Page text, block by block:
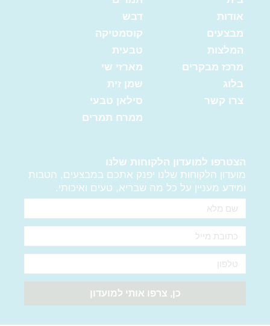
אודות
מבצעים
המלצות
מרכז מבקרים
בלוג
צרו קשר
דבש
קוסמטיקה
טבעית
מארזי שי
שמן זית
סילאן טבעי
ממרח תמרים
הצטרפו למועדון הלקוחות שלנו
מועדון הלקוחות שלנו יפנק אתכם במבצעים, הטבות
ומידע מעניין על כל מה שבריא, טעים ואיכותי.
שם
אימייל
טלפון
כן, צרפו אותי למועדון